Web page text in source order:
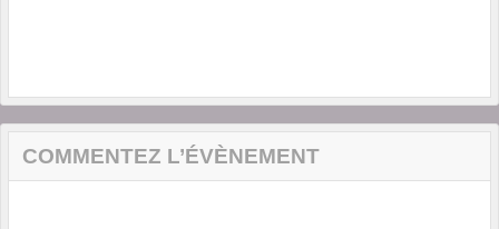
COMMENTEZ L’ÉVÈNEMENT